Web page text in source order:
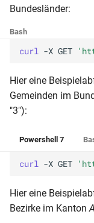
Bundesländer:
Bash
curl -X GET
Hier eine
Gemeinden im
"3"):
Powershell 7
curl -X GET
Hier eine
Bezirke im Kanton